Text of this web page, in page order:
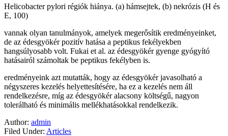
Helicobacter pylori régiók hiánya. (a) hámsejtek, (b) nekrózis (H és
E, 100)
vannak olyan tanulmányok, amelyek megerősítik eredményeinket,
de az édesgyökér pozitív hatása a peptikus fekélyekben
hangsúlyosabb volt. Fukai et al. az édesgyökér gyenge gyógyító
hatásairól számoltak be peptikus fekélyben is.
eredményeink azt mutatták, hogy az édesgyökér javasolható a
négyszeres kezelés helyettesítésére, ha ez a kezelés nem áll
rendelkezésre, míg az édesgyökér alacsony költségű, nagyon
tolerálható és minimális mellékhatásokkal rendelkezik.
Author: admin
Filed Under: Articles